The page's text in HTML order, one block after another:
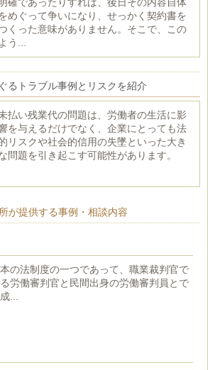
めぐって争いになり、せっかく契約書を
くった意味がありません。そこで、この
よう...
るトラブル事例とリスクを紹介
払い残業代の問題は、労働者の生活に影
を与えるだけでなく、企業にとっても法
リスクや社会的信用の失墜といった大き
問題を引き起こす可能性があります。
が提供する事例・相談内容
の法制度の一つであって、職業裁判官で
労働審判官と民間出身の労働審判員とで
...